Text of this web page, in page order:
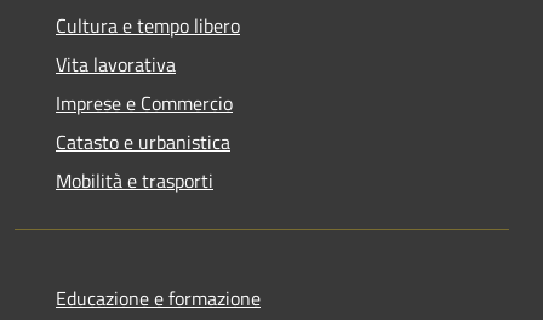
Cultura e tempo libero
Vita lavorativa
Imprese e Commercio
Catasto e urbanistica
Mobilità e trasporti
Educazione e formazione